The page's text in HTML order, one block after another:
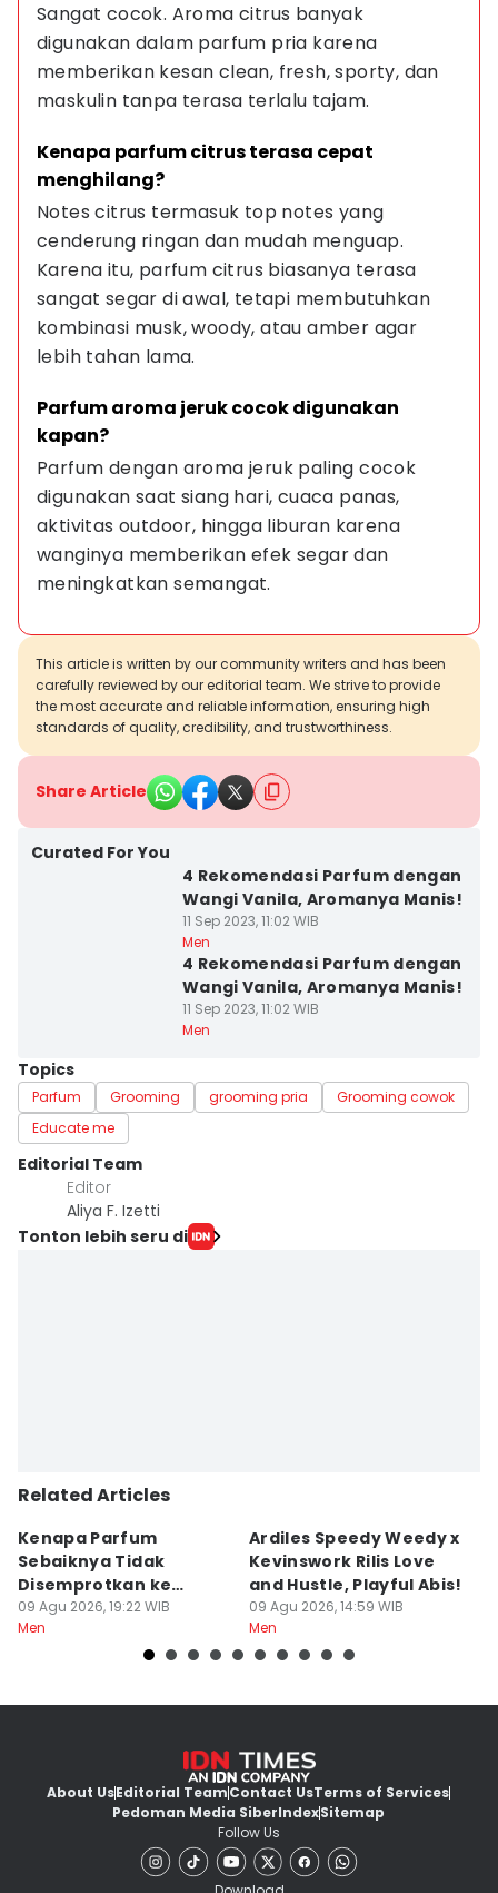
Sangat cocok. Aroma citrus banyak
digunakan dalam parfum pria karena
memberikan kesan clean, fresh, sporty, dan
maskulin tanpa terasa terlalu tajam.
Kenapa parfum citrus terasa cepat
menghilang?
Notes citrus termasuk top notes yang
cenderung ringan dan mudah menguap.
Karena itu, parfum citrus biasanya terasa
sangat segar di awal, tetapi membutuhkan
kombinasi musk, woody, atau amber agar
lebih tahan lama.
Parfum aroma jeruk cocok digunakan
kapan?
Parfum dengan aroma jeruk paling cocok
digunakan saat siang hari, cuaca panas,
aktivitas outdoor, hingga liburan karena
wanginya memberikan efek segar dan
meningkatkan semangat.
This article is written by our community writers and has been
carefully reviewed by our editorial team. We strive to provide
the most accurate and reliable information, ensuring high
standards of quality, credibility, and trustworthiness.
Share Article
Curated For You
4 Rekomendasi Parfum dengan
Wangi Vanila, Aromanya Manis!
11 Sep 2023, 11:02 WIB
Men
4 Rekomendasi Parfum dengan
Wangi Vanila, Aromanya Manis!
11 Sep 2023, 11:02 WIB
Men
Topics
Parfum Grooming grooming pria
Grooming cowok
Educate me
Editorial Team
Editor
Aliya F. Izetti
Tonton lebih seru di
Related Articles
Kenapa Parfum
Sebaiknya Tidak
Disemprotkan ke
Pakaian?
09 Agu 2026, 19:22 WIB
Men
Ardiles Speedy Weedy x
Kevinswork Rilis Love
and Hustle, Playful Abis!
09 Agu 2026, 14:59 WIB
Men
About UsEditorial TeamContact UsTerms of Services
Pedoman Media SiberIndexSitemap
Follow Us